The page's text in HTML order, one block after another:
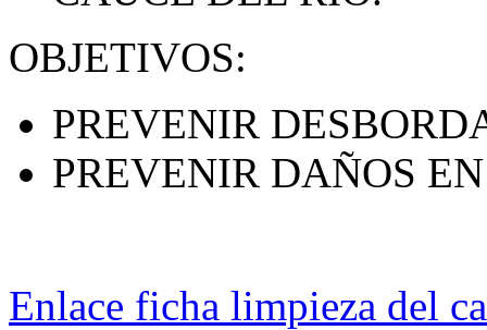
OBJETIVOS:
PREVENIR
PREVENIR DAÑOS
Enlace ficha limpieza del